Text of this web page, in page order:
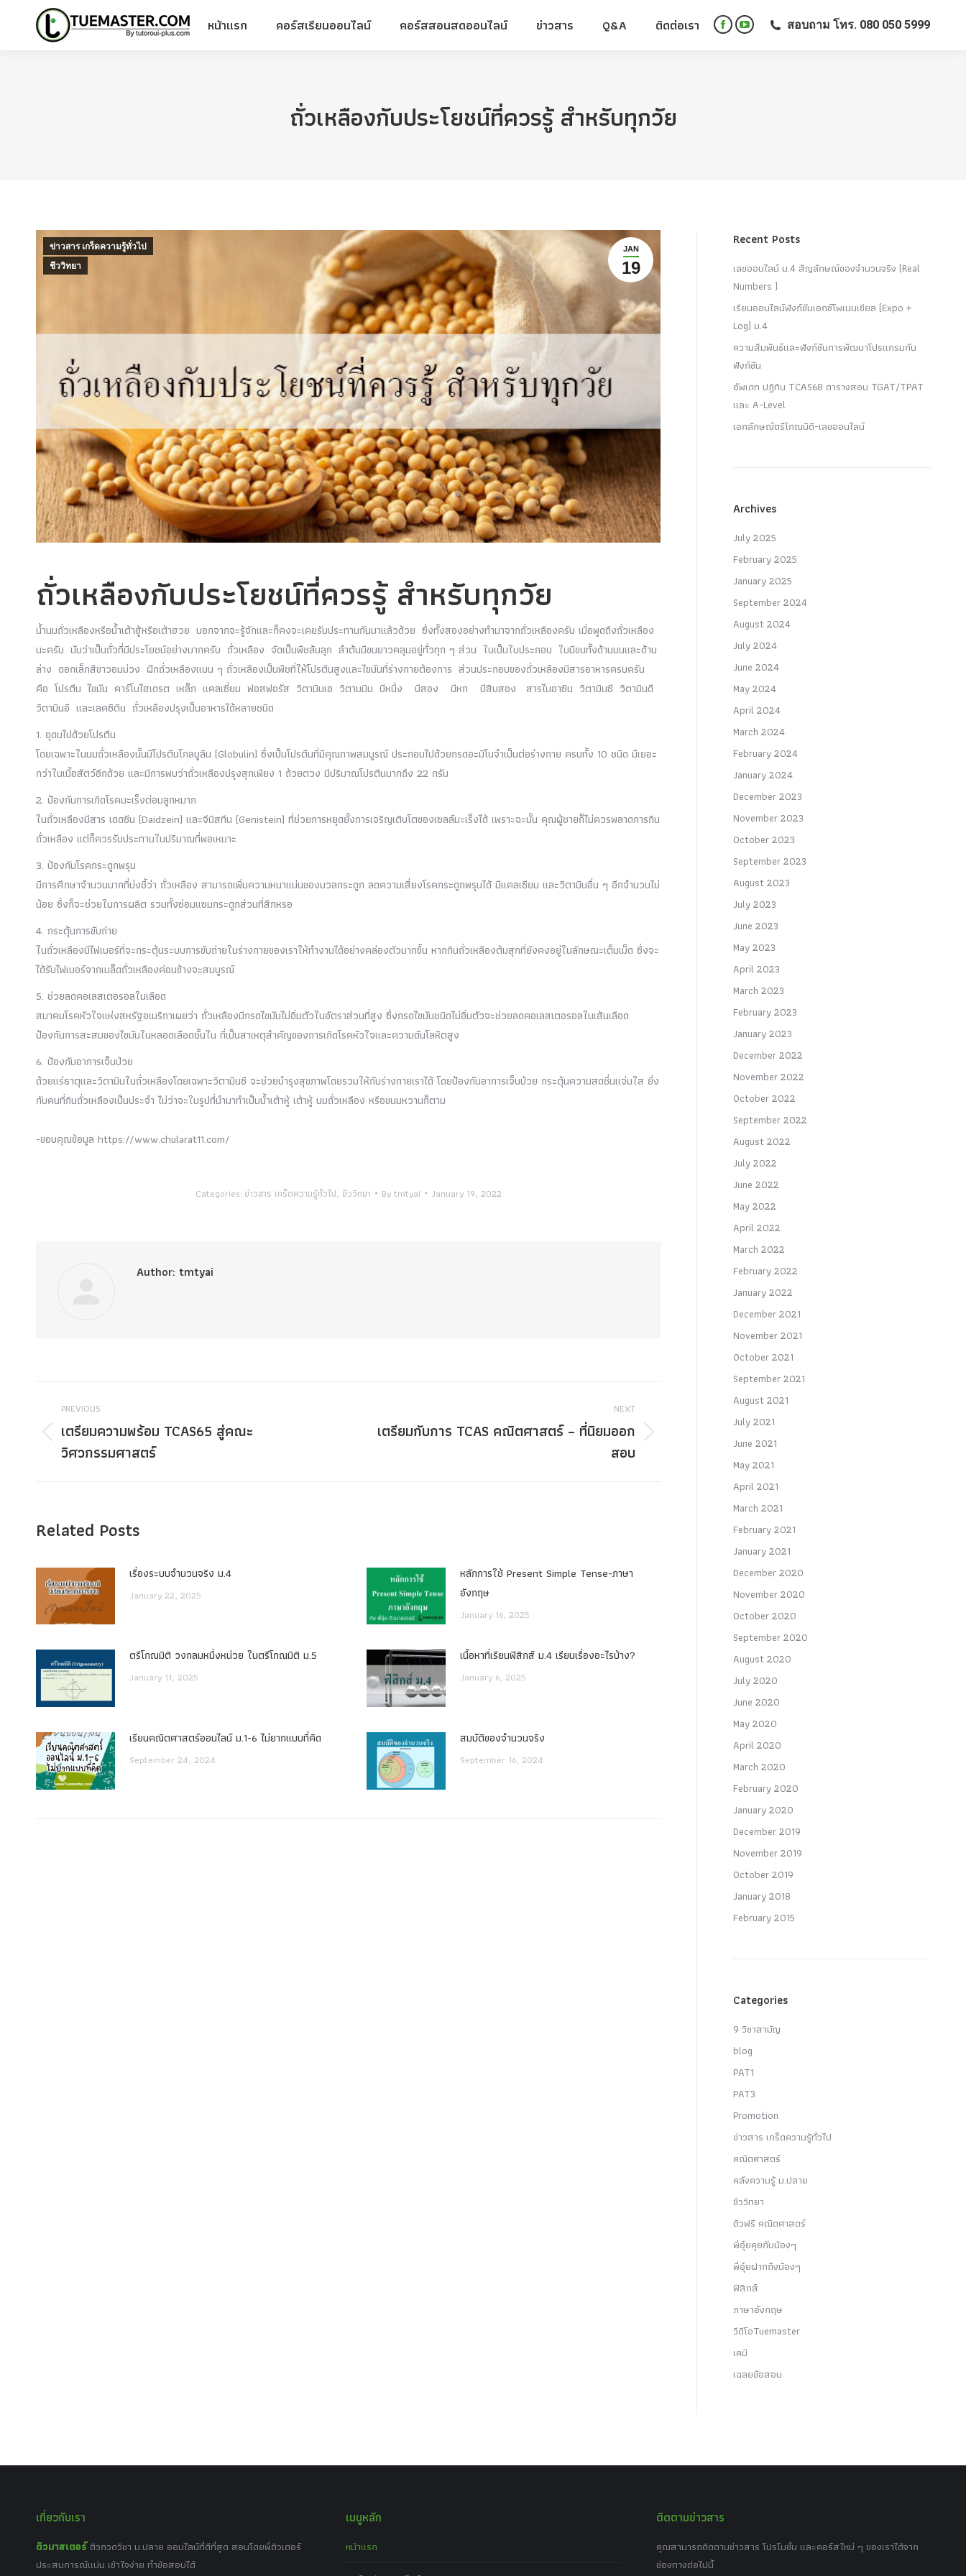
หน้าแรก คอร์สเรียนออนไลน์ คอร์สสอนสดออนไลน์ ข่าวสาร Q&A ติดต่อเรา
FacebookYouTube สอบถาม โทร. 080 050 5999
ถั่วเหลืองกับประโยชน์ที่ควรรู้ สำหรับทุกวัย
JAN
19
ข่าวสาร เกร็ดความรู้ทั่วไป
ชีววิทยา
ถั่วเหลืองกับประโยชน์ที่ควรรู้ สำหรับทุกวัย
น้ำนมถั่วเหลืองหรือน้ำเต้าฮู้หรือเต้าฮวย นอกจากจะรู้จักและก็คงจะเคยรับประทานกันมาแล้วด้วย ซึ่งทั้งสองอย่างทำมาจากถั่วเหลืองครับ เมื่อพูดถึงถั่วเหลือง
นะครับ นับว่าเป็นถั่วที่มีประโยชน์อย่างมากครับ ถั่วเหลือง จัดเป็นพืชล้มลุก ลำต้นมีขนยาวคลุมอยู่ทั่วทุก ๆ ส่วน ใบเป็นใบประกอบ ใบมีขนทั้งด้านบนและด้าน
ล่าง ดอกเล็กสีขาวอมม่วง ฝักถั่วเหลืองแบน ๆ ถั่วเหลืองเป็นพืชที่ให้โปรตีนสูงและไขมันที่ร่างกายต้องการ ส่วนประกอบของถั่วเหลืองมีสารอาหารครบครัน
คือ โปรตีน ไขมัน คาร์โบไฮเดรต เหล็ก แคลเซี่ยม ฟอสฟอรัส วิตามินเอ วิตามมิน บีหนึ่ง บีสอง บีหก บีสิบสอง สารไนอาซิน วิตามินซี วิตามินดี
วิตามินอี และเลคซิติน ถั่วเหลืองปรุงเป็นอาหารได้หลายชนิด
1. อุดมไปด้วยโปรตีน
โดยเฉพาะในนมถั่วเหลืองนั้นมีโปรตีนโกลบูลิน (Globulin) ซึ่งเป็นโปรตีนที่มีคุณภาพสมบูรณ์ ประกอบไปด้วยกรดอะมิโนจำเป็นต่อร่างกาย ครบทั้ง 10 ชนิด มีเยอะ
กว่าในเนื้อสัตว์อีกด้วย และมีการพบว่าถั่วเหลืองปรุงสุกเพียง 1 ถ้วยตวง มีปริมาณโปรตีนมากถึง 22 กรัม
2. ป้องกันการเกิดโรคมะเร็งต่อมลูกหมาก
ในถั่วเหลืองมีสาร เดดซีน (Daidzein) และจีนิสทีน (Genistein) ที่ช่วยการหยุดยั้งการเจริญเติบโตของเซลล์มะเร็งได้ เพราะฉะนั้น คุณผู้ชายก็ไม่ควรพลาดการกิน
ถั่วเหลือง แต่ก็ควรรับประทานในปริมาณที่พอเหมาะ
3. ป้องกันโรคกระดูกพรุน
มีการศึกษาจำนวนมากที่บ่งชี้ว่า ถั่วเหลือง สามารถเพิ่มความหนาแน่นของมวลกระดูก ลดความเสี่ยงโรคกระดูกพรุนได้ มีแคลเซียม และวิตามินอื่น ๆ อีกจำนวนไม่
น้อย ซึ่งก็จะช่วยในการผลิต รวมทั้งซ่อมแซมกระดูกส่วนที่สึกหรอ
4. กระตุ้นการขับถ่าย
ในถั่วเหลืองมีไฟเบอร์ที่จะกระตุ้นระบบการขับถ่ายในร่างกายของเราให้ทำงานได้อย่างคล่องตัวมากขึ้น หากกินถั่วเหลืองต้มสุกที่ยังคงอยู่ในลักษณะเต็มเม็ด ซึ่งจะ
ได้รับไฟเบอร์จากเมล็ดถั่วเหลืองค่อนข้างจะสมบูรณ์
5. ช่วยลดคอเลสเตอรอลในเลือด
สมาคมโรคหัวใจแห่งสหรัฐอเมริกาเผยว่า ถั่วเหลืองมีกรดไขมันไม่อิ่มตัวในอัตราส่วนที่สูง ซึ่งกรดไขมันชนิดไม่อิ่มตัวจะช่วยลดคอเลสเตอรอลในเส้นเลือด
ป้องกันการสะสมของไขมันในหลอดเลือดชั้นใน ที่เป็นสาเหตุสำคัญของการเกิดโรคหัวใจและความดันโลหิตสูง
6. ป้องกันอาการเจ็บป่วย
ด้วยแร่ธาตุและวิตามินในถั่วเหลืองโดยเฉพาะวิตามินซี จะช่วยบำรุงสุขภาพโดยรวมให้กับร่างกายเราได้ โดยป้องกันอาการเจ็บป่วย กระตุ้นความสดชื่นแจ่มใส ยิ่ง
กับคนที่กินถั่วเหลืองเป็นประจำ ไม่ว่าจะในรูปที่นำมาทำเป็นน้ำเต้าหู้ เต้าหู้ นมถั่วเหลือง หรือขนมหวานก็ตาม
-ขอบคุณข้อมูล https://www.chularat11.com/
Categories: ข่าวสาร เกร็ดความรู้ทั่วไป, ชีววิทยา Bytmtyai January 19, 2022
Author: tmtyai
Post
navigation
PREVIOUS
Previous
post:
เตรียมความพร้อม TCAS65 สู่คณะ
วิศวกรรมศาสตร์
NEXT
Next
เตรียมกับการ TCAS คณิตศาสตร์ – ที่นิยมออก
สอบ
Related Posts
เรื่องระบบจํานวนจริง ม.4
January 22, 2025
หลักการใช้ Present Simple Tense-ภาษา
อังกฤษ
January 16, 2025
ตรีโกณมิติ วงกลมหนึ่งหน่วย ในตรีโกณมิติ ม.5
January 11, 2025
เนื้อหาที่เรียนฟิสิกส์ ม.4 เรียนเรื่องอะไรบ้าง?
January 6, 2025
เรียนคณิตศาสตร์ออนไลน์ ม.1-6 ไม่ยากแบบที่คิด
September 24, 2024
สมบัติของจำนวนจริง
September 16, 2024
Recent Posts
เลขออนไลน์ ม.4 สัญลักษณ์ของจำนวนจริง (Real
Numbers )
เรียนออนไลน์ฟังก์ชันเอกซ์โพเนนเชียล (Expo +
Log) ม.4
ความสัมพันธ์และฟังก์ชันการพัฒนาโปรแกรมกับ
ฟังก์ชัน
อัพเดท ปฏิทิน TCAS68 ตารางสอบ TGAT/TPAT
และ A-Level
เอกลักษณ์ตรีโกณมิติ-เลขออนไลน์
Archives
July 2025
February 2025
January 2025
September 2024
August 2024
July 2024
June 2024
May 2024
April 2024
March 2024
February 2024
January 2024
December 2023
November 2023
October 2023
September 2023
August 2023
July 2023
June 2023
May 2023
April 2023
March 2023
February 2023
January 2023
December 2022
November 2022
October 2022
September 2022
August 2022
July 2022
June 2022
May 2022
April 2022
March 2022
February 2022
January 2022
December 2021
November 2021
October 2021
September 2021
August 2021
July 2021
June 2021
May 2021
April 2021
March 2021
February 2021
January 2021
December 2020
November 2020
October 2020
September 2020
August 2020
July 2020
June 2020
May 2020
April 2020
March 2020
February 2020
January 2020
December 2019
November 2019
October 2019
January 2018
February 2015
Categories
9 วิชาสามัญ
blog
PAT1
PAT3
Promotion
ข่าวสาร เกร็ดความรู้ทั่วไป
คณิตศาสตร์
คลังความรู้ ม.ปลาย
ชีววิทยา
ติวฟรี คณิตศาสตร์
พี่อุ๋ยคุยกับน้องๆ
พี่อุ๋ยฝากถึงน้องๆ
ฟิสิกส์
ภาษาอังกฤษ
วีดีโอTuemaster
เคมี
เฉลยข้อสอบ
เกี่ยวกับเรา
ติวมาสเตอร์ ติวกวดวิชา ม.ปลาย ออนไลน์ที่ดีที่สุด สอนโดยพี่ติวเตอร์
ประสบการณ์แน่น เข้าใจง่าย ทำข้อสอบได้
เมนูหลัก
หน้าแรก
ติดตามข่าวสาร
คุณสามารถติดตามข่าวสาร โปรโมชั่น และคอร์สใหม่ ๆ ของเราได้จาก
ช่องทางต่อไปนี้
หน้าแรก คอร์สเรียนออนไลน์ คอร์สสอนสดออนไลน์ ข่าวสาร Q&A ติดต่อเรา
FacebookYouTube สอบถาม โทร. 080 050 5999